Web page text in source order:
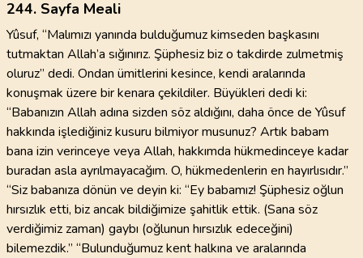
244. Sayfa Meali
Yûsuf, “Malımızı yanında bulduğumuz kimseden başkasını
tutmaktan Allah’a sığınırız. Şüphesiz biz o takdirde zulmetmiş
oluruz” dedi. Ondan ümitlerini kesince, kendi aralarında
konuşmak üzere bir kenara çekildiler. Büyükleri dedi ki:
“Babanızın Allah adına sizden söz aldığını, daha önce de Yûsuf
hakkında işlediğiniz kusuru bilmiyor musunuz? Artık babam
bana izin verinceye veya Allah, hakkımda hükmedinceye kadar
buradan asla ayrılmayacağım. O, hükmedenlerin en hayırlısıdır.”
“Siz babanıza dönün ve deyin ki: “Ey babamız! Şüphesiz oğlun
hırsızlık etti, biz ancak bildiğimize şahitlik ettik. (Sana söz
verdiğimiz zaman) gaybı (oğlunun hırsızlık edeceğini)
bilemezdik.” “Bulunduğumuz kent halkına ve aralarında